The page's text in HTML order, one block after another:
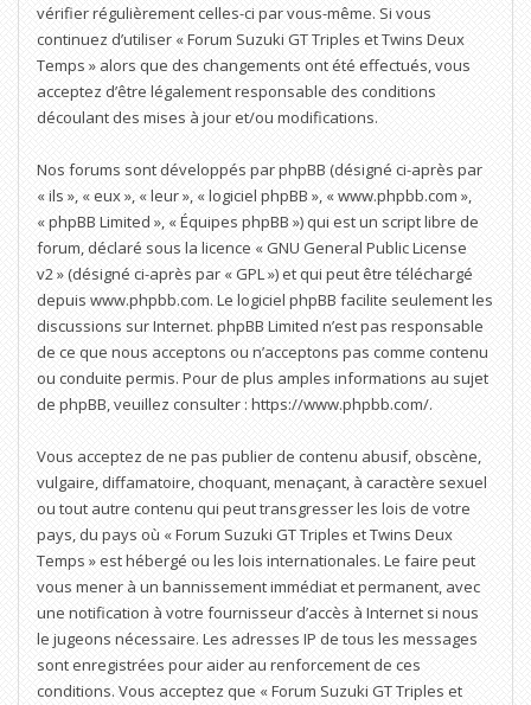
vérifier régulièrement celles-ci par vous-même. Si vous
continuez d’utiliser « Forum Suzuki GT Triples et Twins Deux
Temps » alors que des changements ont été effectués, vous
acceptez d’être légalement responsable des conditions
découlant des mises à jour et/ou modifications.
Nos forums sont développés par phpBB (désigné ci-après par
« ils », « eux », « leur », « logiciel phpBB », « www.phpbb.com »,
« phpBB Limited », « Équipes phpBB ») qui est un script libre de
forum, déclaré sous la licence «GNU General Public License
v2» (désigné ci-après par « GPL ») et qui peut être téléchargé
depuis www.phpbb.com. Le logiciel phpBB facilite seulement les
discussions sur Internet. phpBB Limited n’est pas responsable
de ce que nous acceptons ou n’acceptons pas comme contenu
ou conduite permis. Pour de plus amples informations au sujet
de phpBB, veuillez consulter : https://www.phpbb.com/.
Vous acceptez de ne pas publier de contenu abusif, obscène,
vulgaire, diffamatoire, choquant, menaçant, à caractère sexuel
ou tout autre contenu qui peut transgresser les lois de votre
pays, du pays où « Forum Suzuki GT Triples et Twins Deux
Temps » est hébergé ou les lois internationales. Le faire peut
vous mener à un bannissement immédiat et permanent, avec
une notification à votre fournisseur d’accès à Internet si nous
le jugeons nécessaire. Les adresses IP de tous les messages
sont enregistrées pour aider au renforcement de ces
conditions. Vous acceptez que « Forum Suzuki GT Triples et